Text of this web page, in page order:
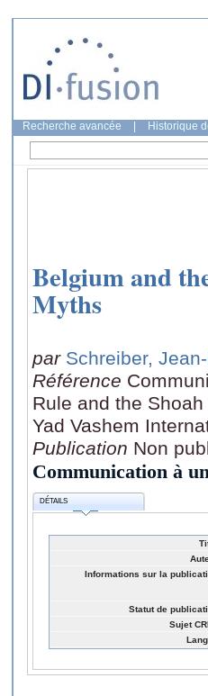
Recherche avancée Historique
Belgium and
Myths
par Schreiber,
Référence
Rule and the
Yad Vashem
Publication Non
Communication à
DÉTAILS
Informations sur la
Statut de
Sujet